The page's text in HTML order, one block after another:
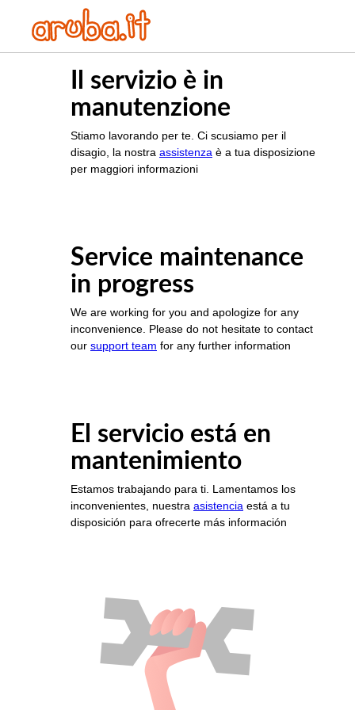
Il servizio è in
manutenzione
Stiamo lavorando per te. Ci scusiamo per il
disagio, la nostra assistenza è a tua disposizione
per maggiori informazioni
Service maintenance
in progress
We are working for you and apologize for any
inconvenience. Please do not hesitate to contact
our support team for any further information
El servicio está en
mantenimiento
Estamos trabajando para ti. Lamentamos los
inconvenientes, nuestra asistencia está a tu
disposición para ofrecerte más información